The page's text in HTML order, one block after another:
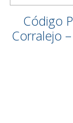
Código
Corralejo